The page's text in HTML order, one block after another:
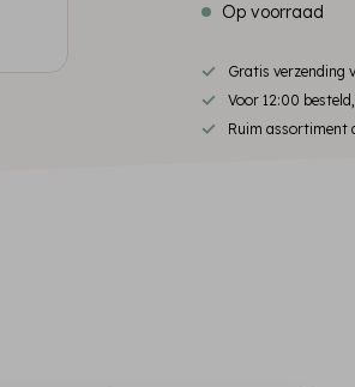
Op voorraad
Gratis
Voor 12:00
Ruim assortiment